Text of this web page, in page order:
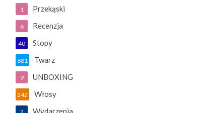
Przekąski
1
Recenzja
6
Stopy
40
Twarz
681
UNBOXING
9
Włosy
242
Wydarzenia